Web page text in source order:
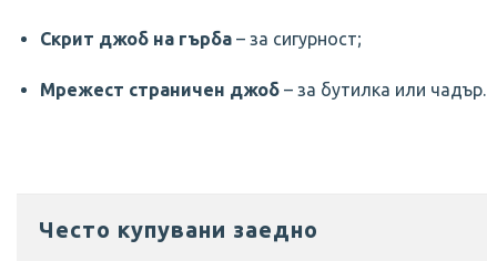
Скрит джоб на гърба– за сигурност;
Мрежест страничен джоб– за бутилка или чадър.
Често купувани заедно